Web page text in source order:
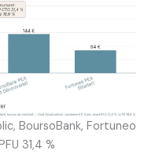
BoursoBank, Fortuneo
31,4 %